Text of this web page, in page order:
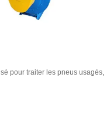
pour traiter les pneus usagés,